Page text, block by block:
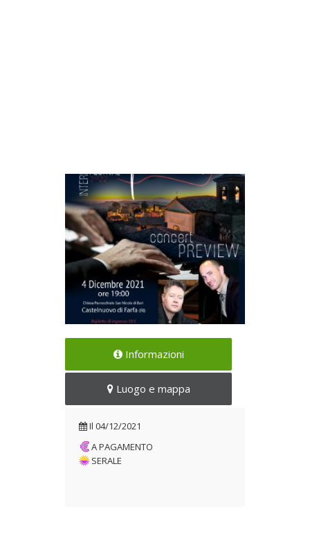
Un suggestivo concerto per
Il 04/12/2021
Informazioni
Luogo e mappa
Il 04/12/2021
A PAGAMENTO
SERALE